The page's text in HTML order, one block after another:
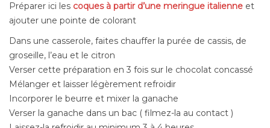
Préparer ici les coques à partir d’une meringue italienne et
ajouter une pointe de colorant
Dans une casserole, faites chauffer la purée de cassis, de
groseille, l’eau et le citron
Verser cette préparation en 3 fois sur le chocolat concassé
Mélanger et laisser légèrement refroidir
Incorporer le beurre et mixer la ganache
Verser la ganache dans un bac ( filmez-la au contact )